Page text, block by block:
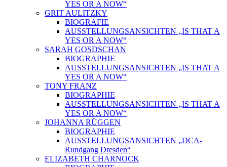
YES OR A NOW“
GRIT AULITZKY
BIOGRAFIE
AUSSTELLUNGSANSICHTEN „IS THAT A
YES OR A NOW“
SARAH GOSDSCHAN
BIOGRAPHIE
AUSSTELLUNGSANSICHTEN „IS THAT A
YES OR A NOW“
TONY FRANZ
BIOGRAPHIE
AUSSTELLUNGSANSICHTEN „IS THAT A
YES OR A NOW“
JOHANNA RÜGGEN
BIOGRAPHIE
AUSSTELLUNGSANSICHTEN „DCA-
Rundgang Dresden“
ELIZABETH CHARNOCK